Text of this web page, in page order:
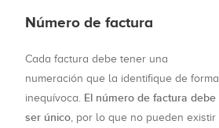
Número de factura
Cada factura debe tener una
numeración que la identifique de forma
inequívoca. El número de factura debe
ser único, por lo que no pueden existir